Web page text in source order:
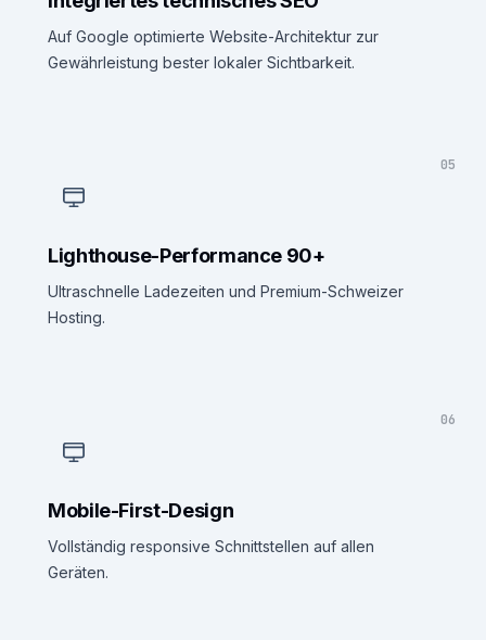
Auf Google optimierte Website-Architektur zur
Gewährleistung bester lokaler Sichtbarkeit.
05
Lighthouse-Performance 90+
Ultraschnelle Ladezeiten und Premium-Schweizer
Hosting.
06
Mobile-First-Design
Vollständig responsive Schnittstellen auf allen
Geräten.